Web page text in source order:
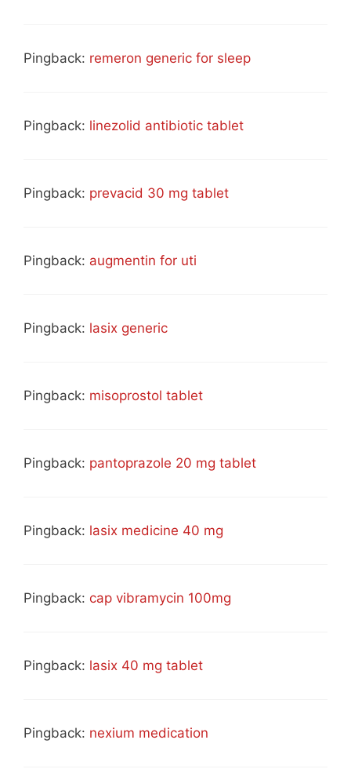
Pingback: remeron generic for sleep
Pingback: linezolid antibiotic tablet
Pingback: prevacid 30 mg tablet
Pingback: augmentin for uti
Pingback: lasix generic
Pingback: misoprostol tablet
Pingback: pantoprazole 20 mg tablet
Pingback: lasix medicine 40 mg
Pingback: cap vibramycin 100mg
Pingback: lasix 40 mg tablet
Pingback: nexium medication